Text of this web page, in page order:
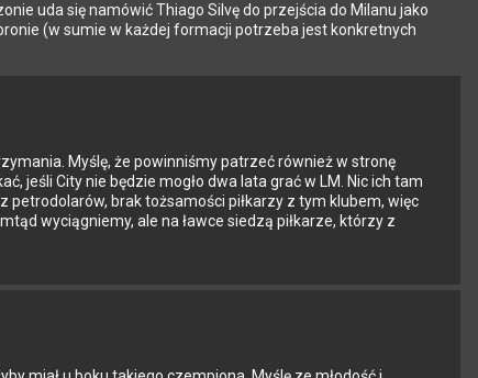
uda się namówić Thiago Silvę do przejścia do Milanu jako
(w sumie w każdej formacji potrzeba jest konkretnych
Myślę, że powinniśmy patrzeć również w stronę
jeśli City nie będzie mogło dwa lata grać w LM. Nic ich tam
petrodolarów, brak tożsamości piłkarzy z tym klubem, więc
wyciągniemy, ale na ławce siedzą piłkarze, którzy z